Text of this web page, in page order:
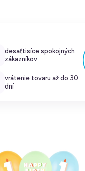
desaťtisíce spokojných
zákazníkov
vrátenie tovaru až do 30
dní